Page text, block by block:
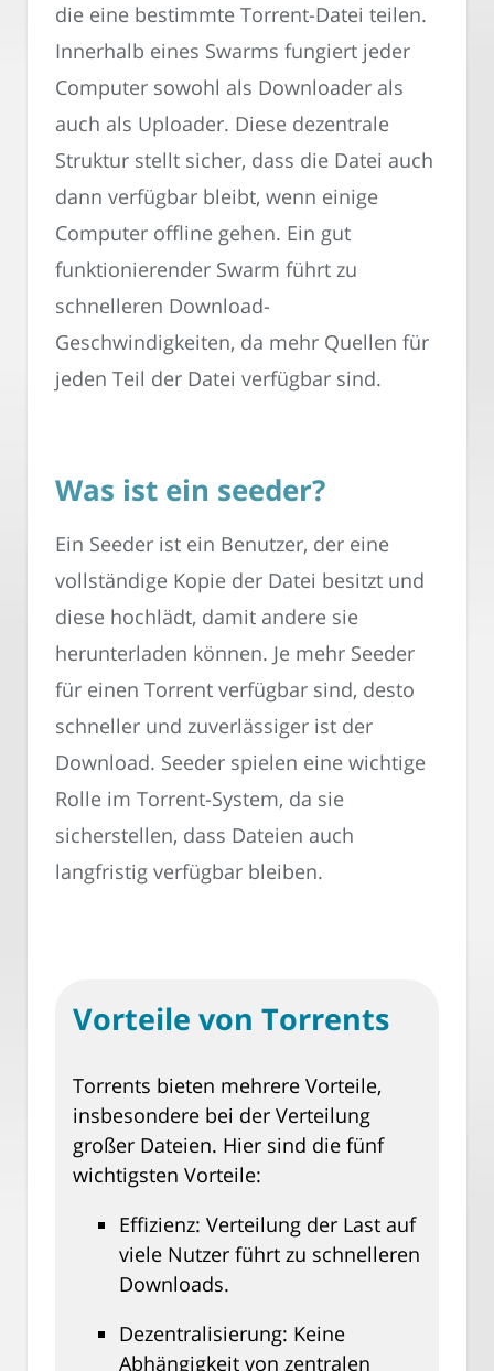
die eine bestimmte Torrent-Datei teilen.
Innerhalb eines Swarms fungiert jeder
Computer sowohl als Downloader als
auch als Uploader. Diese dezentrale
Struktur stellt sicher, dass die Datei auch
dann verfügbar bleibt, wenn einige
Computer offline gehen. Ein gut
funktionierender Swarm führt zu
schnelleren Download-
Geschwindigkeiten, da mehr Quellen für
jeden Teil der Datei verfügbar sind.
Was ist ein seeder?
Ein Seeder ist ein Benutzer, der eine
vollständige Kopie der Datei besitzt und
diese hochlädt, damit andere sie
herunterladen können. Je mehr Seeder
für einen Torrent verfügbar sind, desto
schneller und zuverlässiger ist der
Download. Seeder spielen eine wichtige
Rolle im Torrent-System, da sie
sicherstellen, dass Dateien auch
langfristig verfügbar bleiben.
Vorteile von Torrents
Torrents bieten mehrere Vorteile,
insbesondere bei der Verteilung
großer Dateien. Hier sind die fünf
wichtigsten Vorteile:
Effizienz: Verteilung der Last auf
viele Nutzer führt zu schnelleren
Downloads.
Dezentralisierung: Keine
Abhängigkeit von zentralen